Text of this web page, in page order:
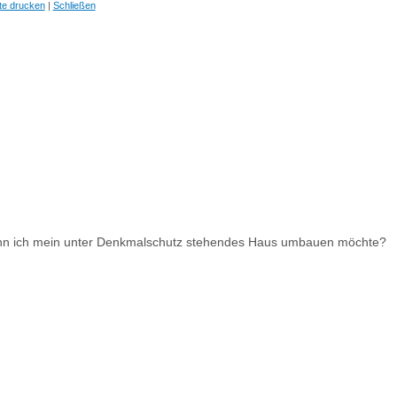
drucken | Schließen
ich mein unter Denkmalschutz stehendes Haus umbauen möchte?